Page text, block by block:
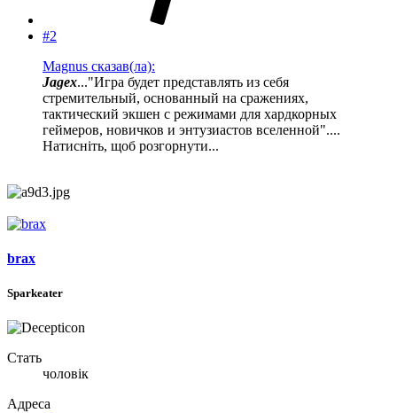
#2
Magnus сказав(ла):
Jagex..."Игра будет представлять из себя
стремительный, основанный на сражениях,
тактический экшен с режимами для хардкорных
геймеров, новичков и энтузиастов вселенной"....
Натисніть, щоб розгорнути...
brax
Sparkeater
Стать
чоловік
Адреса